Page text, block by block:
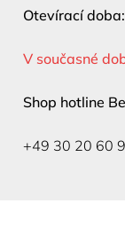
Otevírací doba:
V současné
Shop hotline
+49 30 20 60